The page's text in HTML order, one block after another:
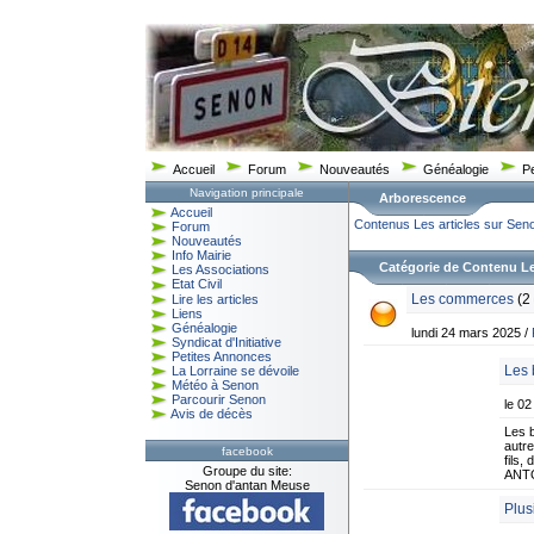
Accueil Forum Nouveautés Généalogie
Navigation principale
Accueil
Forum
Nouveautés
Info Mairie
Les Associations
Etat Civil
Lire les articles
Liens
Généalogie
Syndicat d'Initiative
Petites Annonces
La Lorraine se dévoile
Météo à Senon
Parcourir Senon
Avis de décès
facebook
Groupe du site:
Senon d'antan Meuse
Arborescence
Contenus Les articles sur
Catégorie de Contenu
Les commerces(2
lundi 24 mars 2025 /
Les
le
Les
fils,